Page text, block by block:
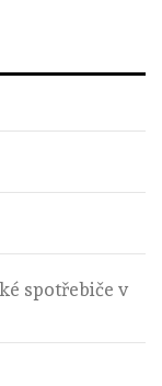
spotřebiče v